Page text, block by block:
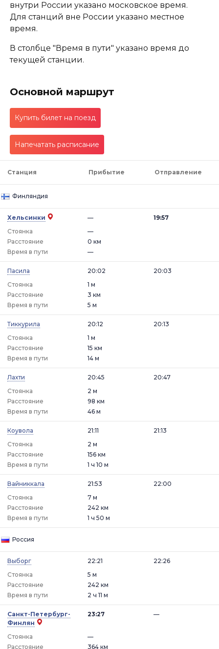
внутри России указано московское время.
Для станций вне России указано местное
время.
В столбце "Время в пути" указано время до
текущей станции.
Основной маршрут
Купить билет на поезд
Напечатать расписание
Станция Прибытие Отправление
Финляндия
Хельсинки
—
Стоянка
—
19:57
Расстояние
0 км
Время в пути
—
Пасила
20:02
Стоянка
1 м
20:03
Расстояние
3 км
Время в пути
5 м
Тиккурила
20:12
Стоянка
1 м
20:13
Расстояние
15 км
Время в пути
14 м
Лахти
20:45
Стоянка
2 м
20:47
Расстояние
98 км
Время в пути
46 м
Коувола
21:11
Стоянка
2 м
21:13
Расстояние
156 км
Время в пути
1 ч 10 м
Вайниккала
21:53
Стоянка
7 м
22:00
Расстояние
242 км
Время в пути
1 ч 50 м
Россия
Выборг
22:21
Стоянка
5 м
22:26
Расстояние
242 км
Время в пути
2 ч 11 м
Санкт-Петербург-
Финлян
23:27
Стоянка —
—
Расстояние 364 км